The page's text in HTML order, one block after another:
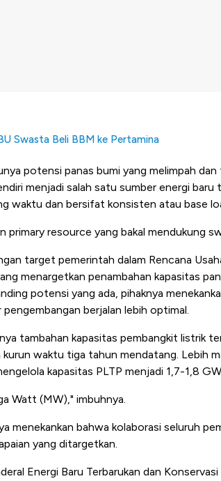
Swasta Beli BBM ke Pertamina
potensi panas bumi yang melimpah
menjadi salah satu sumber energi baru
waktu dan bersifat konsisten atau base
primary resource yang bakal mendukung
target pemerintah dalam Rencana
menargetkan penambahan kapasitas
potensi yang ada, pihaknya
berjalan lebih optimal.
tambahan kapasitas pembangkit listrik
waktu tiga tahun mendatang. Lebih
kapasitas PLTP menjadi 1,7-1,8
Watt (MW)," imbuhnya.
menekankan bahwa kolaborasi seluruh
yang ditargetkan.
Energi Baru Terbarukan dan